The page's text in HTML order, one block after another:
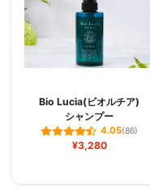
Bio Lucia(ビオルチア)
シャンプー
4.05(86)
¥3,280